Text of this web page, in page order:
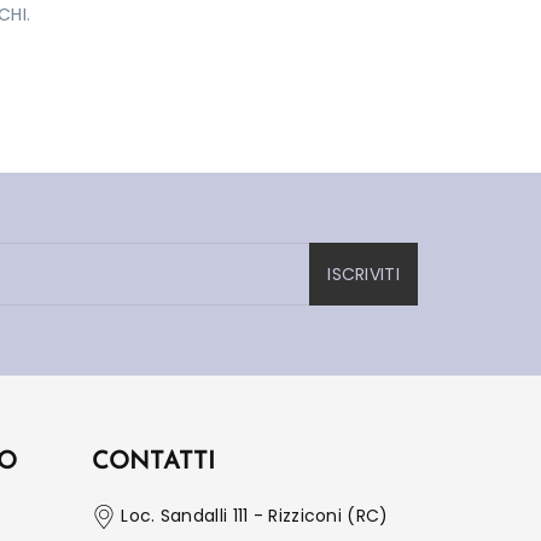
ISCRIVITI
CONTATTI
Loc. Sandalli 111 - Rizziconi (RC)